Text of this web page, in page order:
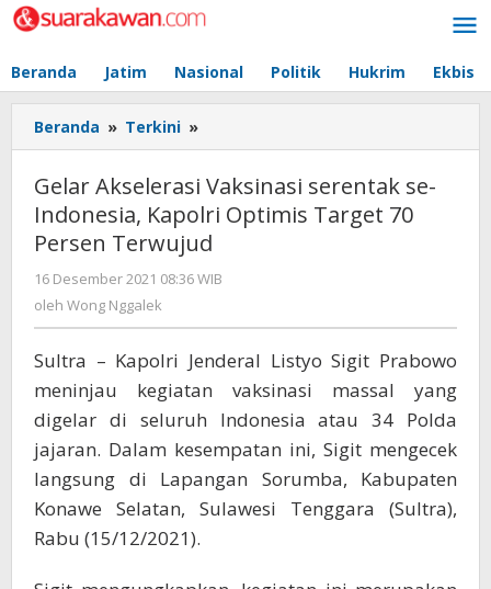
Lewati
ke
Beranda Jatim Nasional Politik Hukrim Ekbis
Beranda » Terkini »
Akselerasi
Vaksinasi
serentak
se-
Indonesia,
Optimis
70
Persen
Terwujud
Gelar Akselerasi Vaksinasi serentak se-
Indonesia, Kapolri Optimis Target 70
Persen Terwujud
16 Desember 2021 08:36 WIB
oleh Wong Nggalek
Sultra – Kapolri Jenderal Listyo Sigit Prabowo
meninjau kegiatan vaksinasi massal yang
digelar di seluruh Indonesia atau 34 Polda
jajaran. Dalam kesempatan ini, Sigit mengecek
langsung di Lapangan Sorumba, Kabupaten
Konawe Selatan, Sulawesi Tenggara (Sultra),
Rabu (15/12/2021).